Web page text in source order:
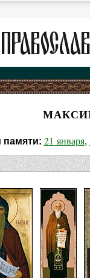
памяти: 21 января,